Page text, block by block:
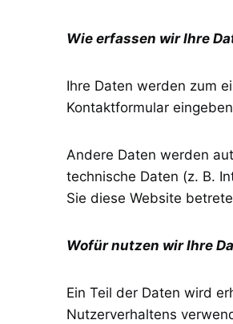
Wie erfassen wir Ihre
Ihre Daten werden zum
Kontaktformular
Andere Daten werden
technische Daten (z. B.
Sie diese Website
Wofür nutzen wir Ihre
Ein Teil der Daten wird
Nutzerverhaltens